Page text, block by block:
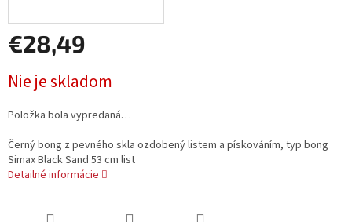
€28,49
cena:
Nie je skladom
Položka bola vypredaná…
Černý bong z pevného skla ozdobený listem a pískováním, typ bong
Simax Black Sand 53 cm list
Detailné informácie